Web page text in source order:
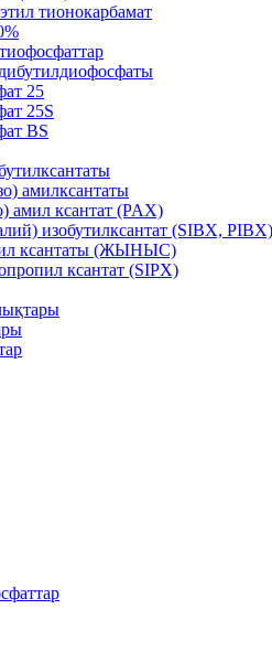
тионокарбамат
25
25S
BS
амилксантаты
амил ксантат (PAX)
изобутилксантат (SIBX, PIBX)
ксантаты (ЖЫНЫС)
ксантат (SIPX)